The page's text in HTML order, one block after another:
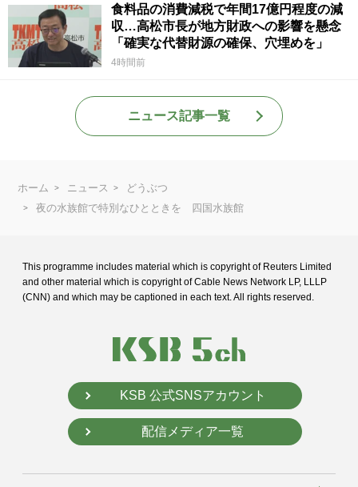
食料品の消費減税で年間17億円程度の減
収…高松市長が地方財政への影響を懸念
「確実な代替財源の確保、穴埋めを」
4時間前
ニュース記事一覧
ホーム ニュース
どうぶつ
夜の水族館で特別なひとときを 四国水族館
This programme includes material which is copyright of Reuters Limited
and other material which is copyright of Cable News Network LP, LLLP
(CNN) and which may be captioned in each text. All rights reserved.
KSB 公式SNSアカウント
配信メディア一覧